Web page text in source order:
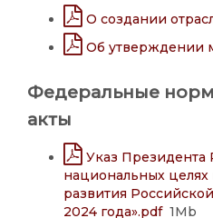
О создании
Об утверждении
Федеральные
акты
Указ Президента
национальных целях
развития
2024 года».pdf1Mb